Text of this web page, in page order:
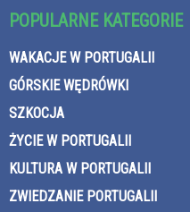
POPULARNE KATEGORIE
WAKACJE W PORTUGALII
GÓRSKIE WĘDRÓWKI
SZKOCJA
ŻYCIE W PORTUGALII
KULTURA W PORTUGALII
ZWIEDZANIE PORTUGALII